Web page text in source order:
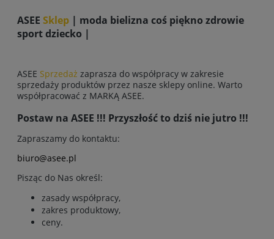
ASEE Sklep | moda bielizna coś piękno zdrowie
sport dziecko |
ASEE Sprzedaż zaprasza do współpracy w zakresie
sprzedaży produktów przez nasze sklepy online. Warto
współpracować z MARKĄ ASEE.
Postaw na ASEE !!! Przyszłość to dziś nie jutro !!!
Zapraszamy do kontaktu:
biuro@asee.pl
Pisząc do Nas określ:
zasady współpracy,
zakres produktowy,
ceny.